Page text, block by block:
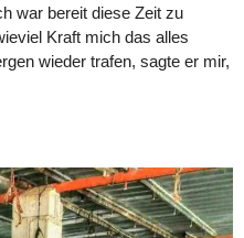
war bereit diese Zeit zu
Kraft mich das alles
wieder trafen, sagte er mir,